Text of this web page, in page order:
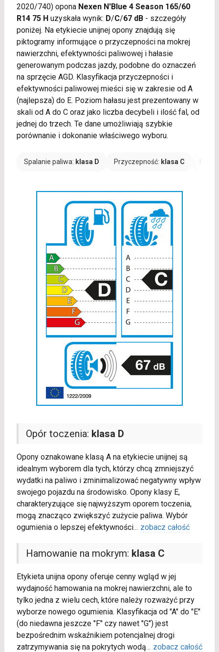
2020/740) opona Nexen N'Blue 4 Season 165/60
R14 75 Huzyskała wynik: D/C/67 dB- szczegóły
poniżej. Na etykiecie unijnej opony znajdują się
piktogramy informujące o przyczepności na mokrej
nawierzchni, efektywności paliwowej i hałasie
generowanym podczas jazdy, podobne do oznaczeń
na sprzęcie AGD. Klasyfikacja przyczepności i
efektywności paliwowej mieści się w zakresie od A
(najlepsza) do E. Poziom hałasu jest prezentowany w
skali od A do C oraz jako liczba decybeli i ilość fal, od
jednej do trzech. Te dane umożliwiają szybkie
porównanie i dokonanie właściwego wyboru.
Spalanie paliwa: klasa D Przyczepność: klasa C
Opór toczenia: klasa D
Opony oznakowane klasą A na etykiecie unijnej są
idealnym wyborem dla tych, którzy chcą zmniejszyć
wydatki na paliwo i zminimalizować negatywny wpływ
swojego pojazdu na środowisko. Opony klasy E,
charakteryzujące się najwyższym oporem toczenia,
mogą znacząco zwiększyć zużycie paliwa. Wybór
ogumienia o lepszej efektywności... zobacz całość
Hamowanie na mokrym: klasa C
Etykieta unijna opony oferuje cenny wgląd w jej
wydajność hamowania na mokrej nawierzchni, ale to
tylko jedna z wielu cech, które należy rozważyć przy
wyborze nowego ogumienia. Klasyfikacja od "A" do "E"
(do niedawna jeszcze "F" czy nawet "G") jest
bezpośrednim wskaźnikiem potencjalnej drogi
zatrzymywania się na pokrytych wodą... zobacz całość